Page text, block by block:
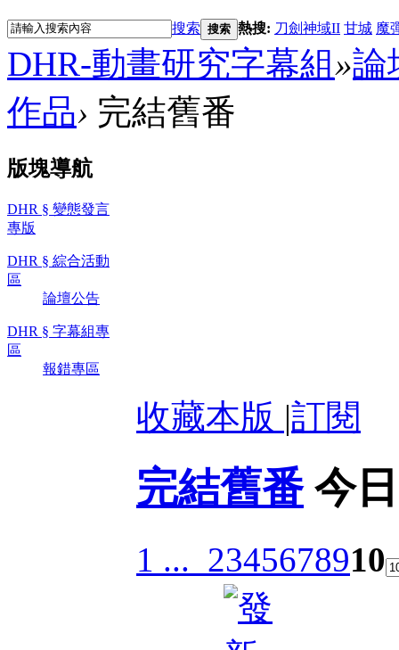
搜索 搜索 熱搜: 刀劍神域II 甘城 魔
DHR-動畫研究字幕組»論
作品› 完結舊番
版塊導航
DHR § 變態發言
專版
DHR § 綜合活動
區
論壇公告
DHR § 字幕組專
區
報錯專區
收藏本版 |訂閱
完結舊番 今
1 ... 2345678910